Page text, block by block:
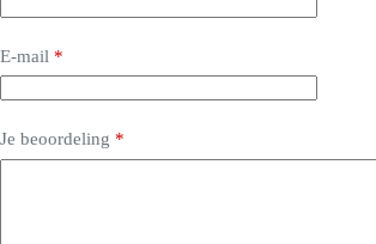
E-mail *
Je beoordeling *